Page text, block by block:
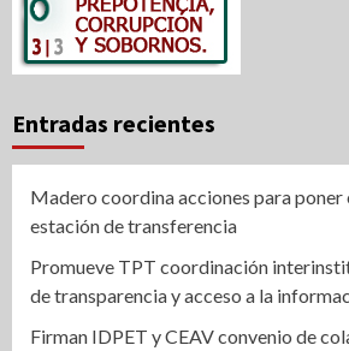
Entradas recientes
Madero coordina acciones para poner
estación de transferencia
Promueve TPT coordinación
de transparencia y acceso a la
Firman IDPET y CEAV convenio de